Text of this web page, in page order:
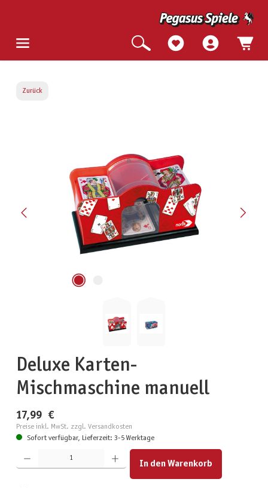
Zurück
Deluxe Karten-
Mischmaschine manuell
17,99 €
Preise inkl. MwSt. zzgl. Versandkosten
Sofort verfügbar, Lieferzeit: 3-5 Werktage
Produkt Anzahl: Gib den gewünschten Wert ein oder benutze die Schaltflächen um die Anzahl zu
In den Warenkorb